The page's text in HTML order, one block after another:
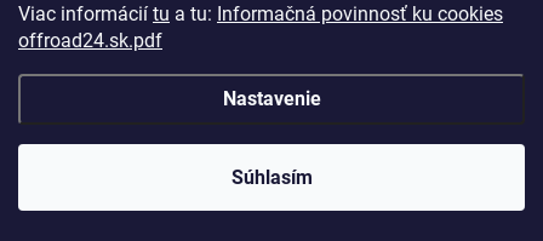
Viac informácií tu a tu: Informačná povinnosť ku cookies
offroad24.sk.pdf
Nastavenie
Súhlasím
Začnite výberom vášho vozidla– Týmto krokom si
zaistíte, že uvidíte len kompatibilné produkty.
filtre. Použite ich! Ušetria vám kopu času a pomôžu nájsť
presne to, čo hľadáte, behom sekúnd.
Montážne kolíky pre MAXTRAX - sada 4ks
NA CENTRÁLNOM SKLADE
€53,90
+
−